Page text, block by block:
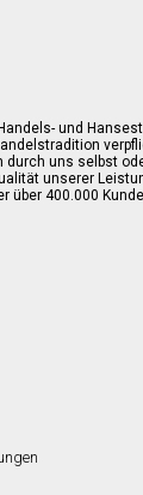
und
durch uns selbst
unserer
über 400.000